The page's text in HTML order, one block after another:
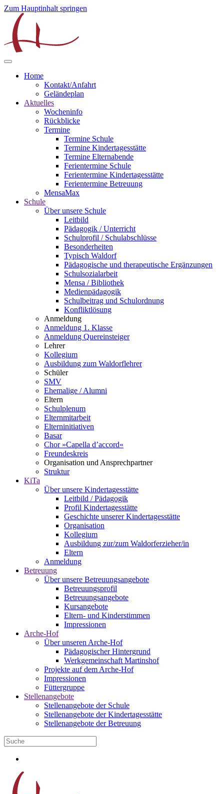
Zum Hauptinhalt springen
Home
Kontakt/Anfahrt
Geländeplan
Aktuelles
Wocheninfo
Rückblicke
Termine
Termine Schule
Termine Kindertagesstätte
Termine Elternabende
Ferientermine Schule
Ferientermine Kindertagesstätte
Ferientermine Betreuung
MensaMax
Schule
Über unsere Schule
Leitbild
Pädagogik / Unterricht
Schulprofil / Schulabschlüsse
Besonderheiten
Typisch Waldorf
Pädagogische und therapeutische Ergänzungen
Schulsozialarbeit
Mensa / Bibliothek
Medienpädagogik
Schulbeitrag und Schulordnung
Konfliktlösung
Anmeldung
Anmeldung 1. Klasse
Anmeldung Quereinsteiger
Lehrer
Kollegium
Ausbildung zum Waldorflehrer
Schüler
SMV
Ehemalige / Alumni
Eltern
Schulplenum
Elternmitarbeit
Elterninitiativen
Basar
Chor »Capella d’accord«
Freundeskreis
Organisation und Ansprechpartner
Struktur
KiTa
Über unsere Kindertagesstätte
Leitbild / Pädagogik
Profil Kindertagesstätte
Geschichte unserer Kindertagesstätte
Organisation
Kollegium
Ausbildung zur/zum Waldorferzieher/in
Eltern
Anmeldung
Betreuung
Über unsere Betreuungsangebote
Betreuungsprofil
Betreuungsangebote
Kursangebote
Eltern- und Kinderstimmen
Impressionen
Arche-Hof
Über unseren Arche-Hof
Pädagogischer Hintergrund
Werkgemeinschaft Martinshof
Projekte auf dem Arche-Hof
Impressionen
Füttergruppe
Stellenangebote
Stellenangebote der Schule
Stellenangebote der Kindertagesstätte
Stellenangebote der Betreuung